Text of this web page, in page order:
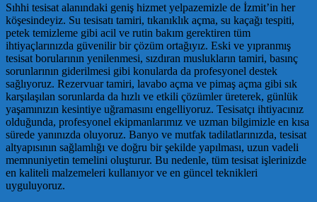
Sıhhi tesisat alanındaki geniş hizmet yelpazemizle de İzmit’in her
köşesindeyiz. Su tesisatı tamiri, tıkanıklık açma, su kaçağı tespiti,
petek temizleme gibi acil ve rutin bakım gerektiren tüm
ihtiyaçlarınızda güvenilir bir çözüm ortağıyız. Eski ve yıpranmış
tesisat borularının yenilenmesi, sızdıran muslukların tamiri, basınç
sorunlarının giderilmesi gibi konularda da profesyonel destek
sağlıyoruz. Rezervuar tamiri, lavabo açma ve pimaş açma gibi sık
karşılaşılan sorunlarda da hızlı ve etkili çözümler üreterek, günlük
yaşamınızın kesintiye uğramasını engelliyoruz. Tesisatçı ihtiyacınız
olduğunda, profesyonel ekipmanlarımız ve uzman bilgimizle en kısa
sürede yanınızda oluyoruz. Banyo ve mutfak tadilatlarınızda, tesisat
altyapısının sağlamlığı ve doğru bir şekilde yapılması, uzun vadeli
memnuniyetin temelini oluşturur. Bu nedenle, tüm tesisat işlerinizde
en kaliteli malzemeleri kullanıyor ve en güncel teknikleri
uyguluyoruz.